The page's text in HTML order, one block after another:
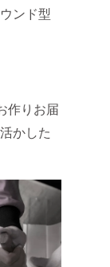
ンド型
作りお届
かした